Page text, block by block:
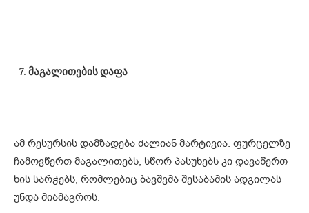
მაგალითების დაფა
ამ რესურსის დამზადება ძალიან მარტივია. ფურცელზე
ჩამოვწერთ მაგალითებს, სწორ პასუხებს კი დავაწერთ
ხის სარჭებს, რომლებიც ბავშვმა შესაბამის ადგილას
უნდა მიამაგროს.